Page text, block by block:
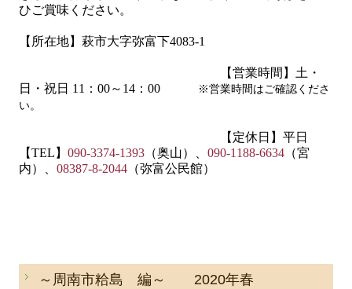
ひご賞味ください。
【所在地】萩市大字弥富下4083-1
【営業時間】土・
日・祝日 11 ：00～ 14 ：00
※営業時間はご確認くださ
い。
【定休日】平日
【TEL 】090-3374-1393 （奥山）、090-1188-6634 （宮
内）、08387-8-2044 （弥富公民館）
～周南市粭島 編～ 2020年春